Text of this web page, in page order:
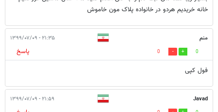
خانه خریدیم هردو در خانواده پلاک مون خاموش
منم ۲۱:۳۵ - ۱۳۹۹/۰۷/۰۹
0
0
پاسخ
فول کپی
Javad ۲۱:۵۹ - ۱۳۹۹/۰۷/۰۹